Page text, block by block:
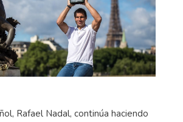
Rafael Nadal, continúa haciendo